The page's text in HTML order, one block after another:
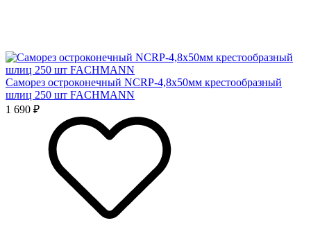
Саморез остроконечный NCRP-4,8x50мм крестообразный
шлиц 250 шт FACHMANN
1 690 ₽